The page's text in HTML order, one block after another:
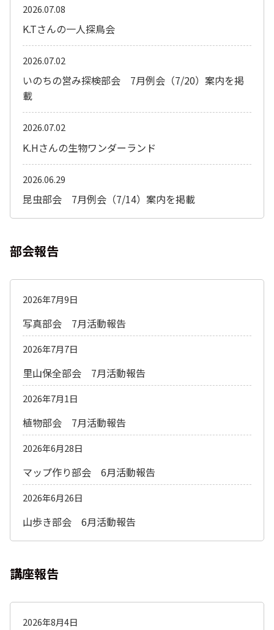
K.Tさんの一人探鳥会
2026.07.08
いのちの営み探検部会 7月例会（7/20）案内を掲
載
2026.07.02
K.Hさんの生物ワンダーランド
2026.07.02
昆虫部会 7月例会（7/14）案内を掲載
2026.06.29
部会報告
2026年7月9日
写真部会 7月活動報告
2026年7月7日
里山保全部会 7月活動報告
2026年7月1日
植物部会 7月活動報告
2026年6月28日
マップ作り部会 6月活動報告
2026年6月26日
山歩き部会 6月活動報告
講座報告
2026年8月4日